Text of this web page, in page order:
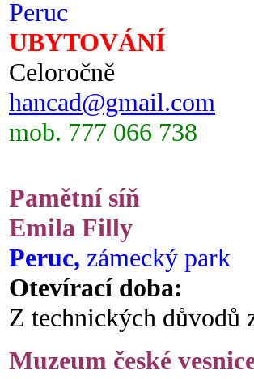
Peruc
UBYTOVÁNÍ
Celoročně
hancad@gmail.com
mob. 777 066 738
Pamětní síň
Emila Filly
Peruc, zámecký park
Otevírací doba:
Z technických důvodů
Muzeum české